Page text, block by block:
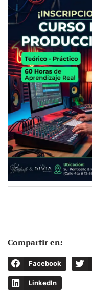
Compartir en:
Facebook
LinkedIn